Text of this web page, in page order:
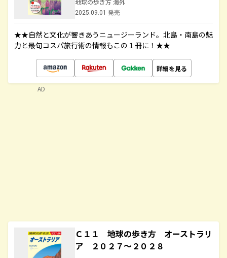
地球の歩き方 海外
2025.09.01 発売
★★自然と文化が響きあうニュージーランド。北島・南島の魅
力と最旬コスパ旅行術の情報もこの１冊に！★★
詳細を見る
Ｃ１１ 地球の歩き方 オーストラリ
ア ２０２７～２０２８
AD